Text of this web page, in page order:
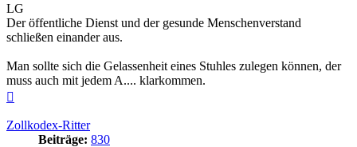
LG
Der öffentliche Dienst und der gesunde Menschenverstand
schließen einander aus.
Man sollte sich die Gelassenheit eines Stuhles zulegen können, der
muss auch mit jedem A.... klarkommen.
Zollkodex-Ritter
Beiträge: 830